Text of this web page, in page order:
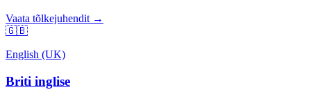
Vaata tõlkejuhendit →
🇬🇧
English (UK)
Briti inglise